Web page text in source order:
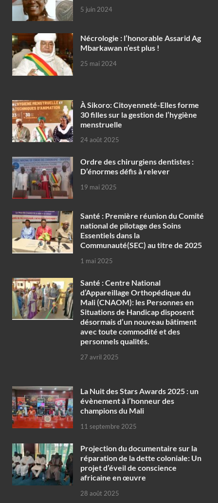
5 juin 2024
Nécrologie : l’honorable Assarid Ag
Mbarkawan n’est plus !
25 mai 2024
À Sikoro: Citoyenneté-Elles forme
30 filles sur la gestion de l’hygiène
menstruelle
24 août 2025
Ordre des chirurgiens dentistes :
D’énormes défis à relever
19 mai 2025
Santé : Première réunion du Comité
national de pilotage des Soins
Essentiels dans la
Communauté(SEC) au titre de 2025
1 mai 2025
Santé : Centre National
d’Appareillage Orthopédique du
Mali (CNAOM): les Personnes en
Situations de Handicap disposent
désormais d’un nouveau bâtiment
avec toute commodité et des
personnels qualités.
27 avril 2025
‎La Nuit des Stars Awards 2025 : un
évènement à l’honneur des
champions du Mali
11 septembre 2025
Projection du documentaire sur la
réparation de la dette coloniale: Un
projet d’éveil de conscience
africaine en œuvre‎
28 août 2025